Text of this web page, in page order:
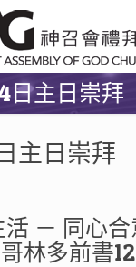
日主日崇拜
主日崇拜
－ 同心
哥林多前書12